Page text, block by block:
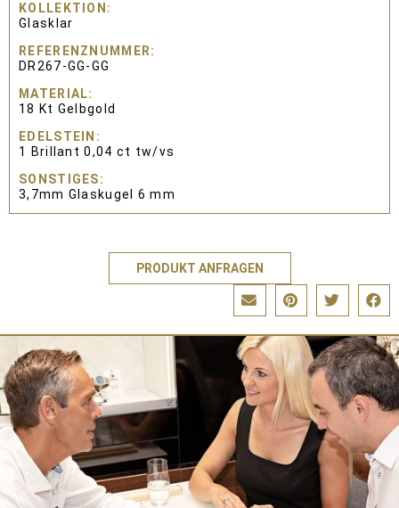
KOLLEKTION
Glasklar
REFERENZNUMMER
DR267-GG-GG
MATERIAL
18 Kt Gelbgold
EDELSTEIN
1 Brillant 0,04 ct tw/vs
SONSTIGES
3,7mm Glaskugel 6 mm
PRODUKT ANFRAGEN